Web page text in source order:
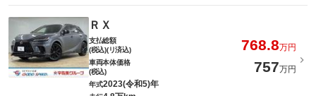
ＲＸ
支払総額
(税込)(リ済込)
768.8万円
車両本体価格
(税込)
757万円
年式2023(令和5)年